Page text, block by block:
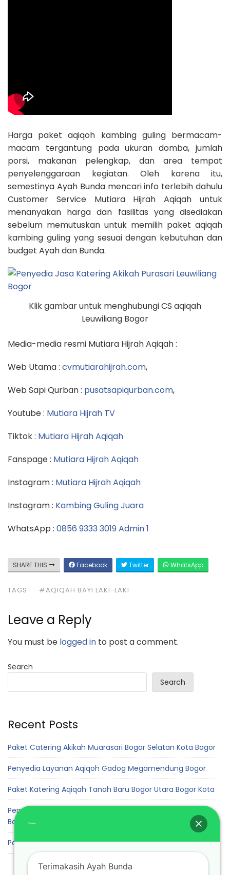
Harga paket aqiqoh kambing guling bermacam-
macam tergantung pada ukuran domba, jumlah
porsi, makanan pelengkap, dan area tempat
penyelenggaraan kegiatan. Oleh karena itu,
semestinya Ayah Bunda mencari info terlebih dahulu
Customer Service Mutiara Hijrah Aqiqah untuk
menanyakan harga dan fasilitas yang disediakan
sebelum memutuskan untuk memilih paket aqiqah
kambing guling yang sesuai dengan kebutuhan dan
budget Ayah dan Bunda.
Klik gambar untuk menghubungi CS aqiqah
Leuwiliang Bogor
Media-media resmi Mutiara Hijrah Aqiqah :
Web Utama : cvmutiarahijrah.com,
Web Sapi Qurban : pusatsapiqurban.com,
Youtube : Mutiara Hijrah TV
Tiktok : Mutiara Hijrah Aqiqah
Fanspage : Mutiara Hijrah Aqiqah
Instagram : Mutiara Hijrah Aqiqah
Instagram : Kambing Guling Juara
WhatsApp : 0856 9333 3019 Admin 1
SHARE THIS Facebook Twitter WhatsApp
TAGS: #AQIQAH BAYI LAKI-LAKI
Leave a Reply
You must be logged in to post a comment.
Search
Search
Recent Posts
Paket Catering Akikah Muarasari Bogor Selatan Kota Bogor
Penyedia Layanan Aqiqoh Gadog Megamendung Bogor
Paket Katering Aqiqah Tanah Baru Bogor Utara Bogor Kota
Penyedia Jasa Layanan Akikah Cadas Ngampar Sukaraja
Bogor
Paket Aqiqah Padurenan Gunung Sindur Bogor
Terimakasih Ayah Bunda